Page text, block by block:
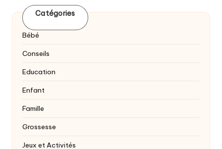
Catégories
Bébé
Conseils
Education
Enfant
Famille
Grossesse
Jeux et Activités